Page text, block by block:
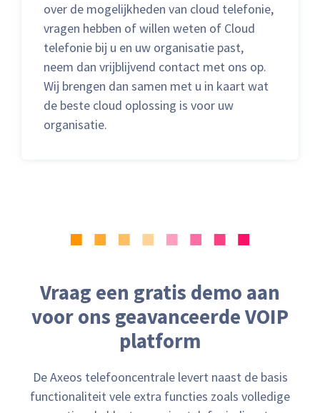
over de mogelijkheden van cloud telefonie,
vragen hebben of willen weten of Cloud
telefonie bij u en uw organisatie past,
neem dan vrijblijvend contact met ons op.
Wij brengen dan samen met u in kaart wat
de beste cloud oplossing is voor uw
organisatie.
Vraag een gratis demo aan
voor ons geavanceerde VOIP
platform
De Axeos telefooncentrale levert naast de basis
functionaliteit vele extra functies zoals volledige